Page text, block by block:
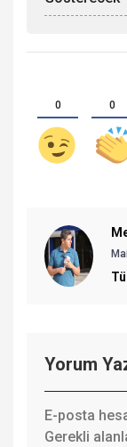
0 0
Yorum
E-posta
Gerekli